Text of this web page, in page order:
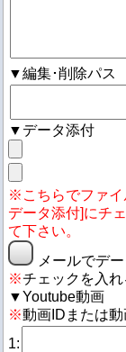
▼編集･削除パス
▼データ添付
※こちらでファイ
データ添付]にチ
て下さい。
メールでデ
※チェックを入
▼Youtube動画
※動画IDまたは
1: